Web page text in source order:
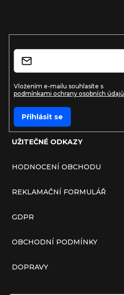
UŽITEČNÉ ODKAZY
HODNOCENÍ OBCHODU
REKLAMAČNÍ FORMULÁŘ
GDPR
OBCHODNÍ PODMÍNKY
DOPRAVY
Vložením e-mailu souhlasíte s
podmínkami ochrany osobních údajů
Přihlásit se